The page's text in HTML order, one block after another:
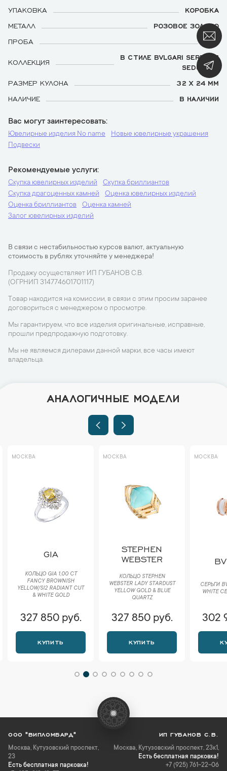
УПАКОВКА
КОРОБКА
МЕТАЛЛ
РОЗОВОЕ ЗОЛОТО
ПРОБА
750
КОЛЛЕКЦИЯ
В СТИЛЕ BVLGARI SERPENTI
SEDUTTORI
РАЗМЕР КУЛОНА
32 Х 24 ММ
НАЛИЧИЕ
В НАЛИЧИИ
Вас могут заинтересовать
Ювелирные изделия No name
Новые ювелирные украшения
Подвески
Рекомендуемые услуги
Скупка ювелирных изделий
Скупка бриллиантов
Скупка драгоценных камней
Оценка ювелирных изделий
Оценка бриллиантов
Оценка камней
Залог ювелирных изделий
В связи с нестабильностью курсов валют, актуальную
стоимость в рублях уточняйте у менеджера!
Продажу осуществляет ИП ГУБАНОВ С.В.
(ОГРНИП 314774601701117)
Товар находится на комиссии, в связи с этим просим заранее
договориться с менеджером о просмотре.
Мы гарантируем, что все изделия оригинальные, исправные,
прошли предпродажную подготовку.
Мы не являемся дилерами данной марки, все часы имеют
владельца.
АНАЛОГИЧНЫЕ МОДЕЛИ
МОСКВА
GIA
КОЛЬЦО GIA 1,00 CT
FANCY BROWNISH
YELLOW/SI2 RADIANT CUT
& WHITE GOLD
327 850 руб.
КУПИТЬ
МОСКВА
STEPHEN
WEBSTER
КОЛЬЦО STEPHEN
WEBSTER LADY STARDUST
YELLOW GOLD & BLUE
QUARTZ
327 850 руб.
КУПИТЬ
МОСКВА
СЕРЬГИ
WHITE
302
ООО "ВИПЛОМБАРД"
Москва, Кутузовский проспект,
23
Есть бесплатная парковка!
ИП ГУБАНОВ С.В.
Москва, Кутузовский проспект, 23к1,
Есть бесплатная парковка!
+7 (925) 761-22-06